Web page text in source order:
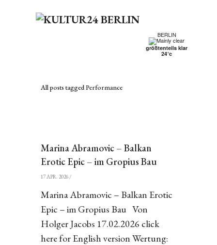
BERLIN
größtenteils klar
24°c
All posts tagged Performance
Marina Abramovic – Balkan
Erotic Epic – im Gropius Bau
17 APR. 2026/
Marina Abramovic – Balkan Erotic
Epic – im Gropius Bau Von
Holger Jacobs 17.02.2026 click
here for English version Wertung: